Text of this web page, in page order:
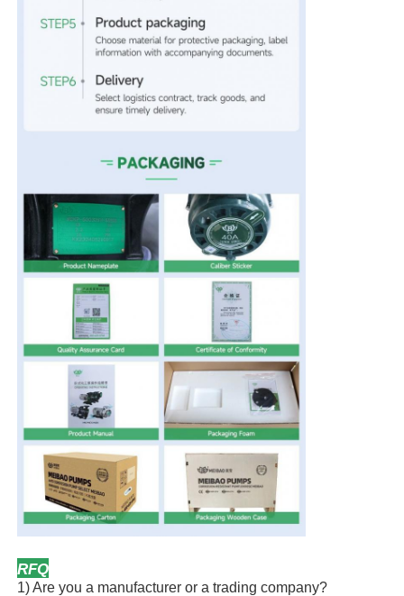
RFQ
1) Are you a manufacturer or a trading company?